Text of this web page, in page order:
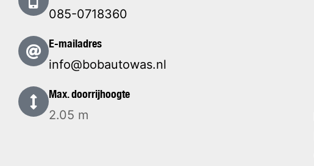
085-0718360
E-mailadres
info@bobautowas.nl
Max. doorrijhoogte
2.05 m